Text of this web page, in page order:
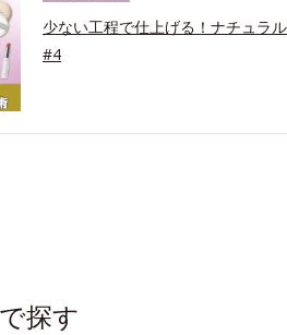
少ない工程で仕上げる！ナチュラ
#4
探す